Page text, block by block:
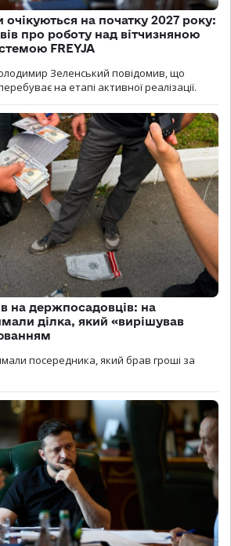
очікуються на початку 2027 року:
про роботу над вітчизняною
FREYJA
Зеленський повідомив, що
на етапі активної реалізації.
на держпосадовців: на
ділка, який «вирішував
посередника, який брав гроші за